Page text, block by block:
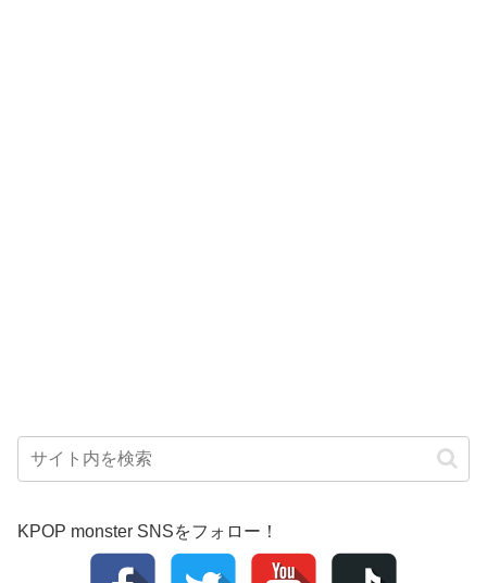
KPOP monster SNSをフォロー！